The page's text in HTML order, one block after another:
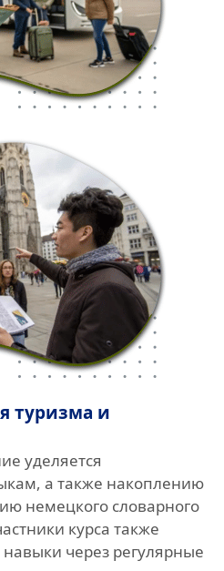
туризма и
уделяется
а также накоплению
немецкого словарного
курса также
через регулярные